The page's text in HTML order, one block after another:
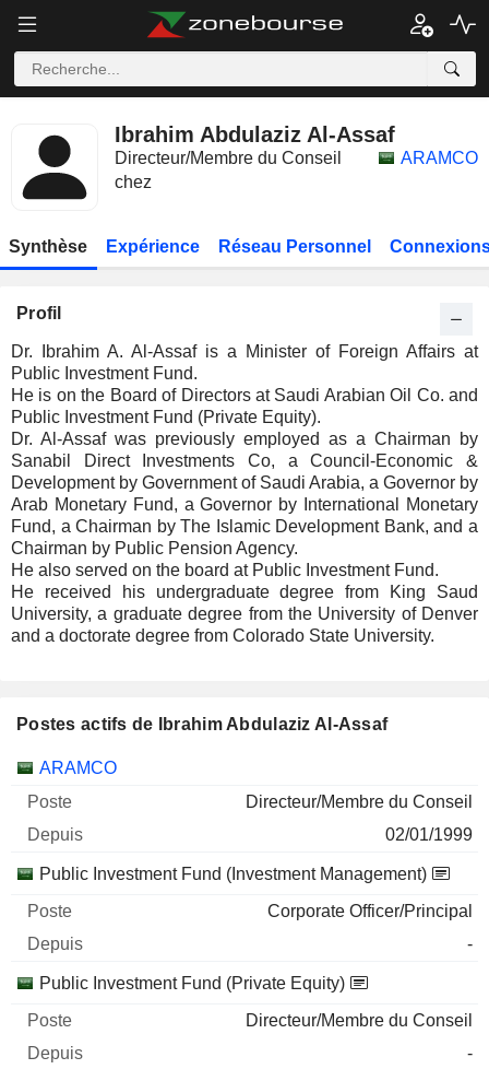
Ibrahim Abdulaziz Al-Assaf
Directeur/Membre du Conseil
chez
ARAMCO
Synthèse Expérience Réseau Personnel
Profil
Dr. Ibrahim A. Al-Assaf is a Minister of Foreign Affairs at
Public Investment Fund.
He is on the Board of Directors at Saudi Arabian Oil Co. and
Public Investment Fund (Private Equity).
Dr. Al-Assaf was previously employed as a Chairman by
Sanabil Direct Investments Co, a Council-Economic &
Development by Government of Saudi Arabia, a Governor by
Arab Monetary Fund, a Governor by International Monetary
Fund, a Chairman by The Islamic Development Bank, and a
Chairman by Public Pension Agency.
He also served on the board at Public Investment Fund.
He received his undergraduate degree from King Saud
University, a graduate degree from the University of Denver
and a doctorate degree from Colorado State University.
Postes actifs de Ibrahim Abdulaziz Al-Assaf
Sociétés Poste
ARAMCO
Directeur/Membre du Conseil
02/01/1999
Public Investment Fund (Investment Management)
Corporate Officer/Principal
-
Public Investment Fund (Private Equity)
Directeur/Membre du Conseil
-